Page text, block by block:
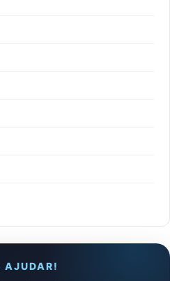
AJUDAR!